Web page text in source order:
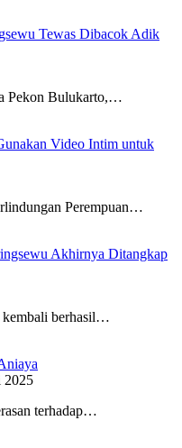
Tewas Dibacok Adik
Pekon Bulukarto,…
Video Intim untuk
Perempuan…
Akhirnya Ditangkap
kembali berhasil…
2025
terhadap…